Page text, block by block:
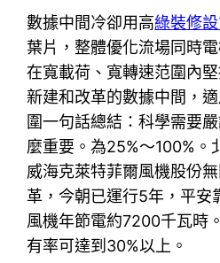
數據中間冷卻用高綠裝修
葉片，整體優化流場同時
在寬載荷、寬轉速范圍內
新建和改革的數據中間，
圍一句話總結：科學需要
麼重要。為25%～100%。
威海克萊特菲爾風機股份
革，今朝已運行5年，平安
風機年節電約7200千瓦時
有率可達到30%以上。